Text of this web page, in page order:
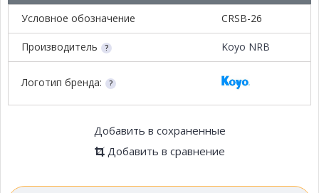
Условное обозначение CRSB-26
Производитель Koyo NRB
Логотип бренда:
Добавить в сохраненные
Добавить в сравнение